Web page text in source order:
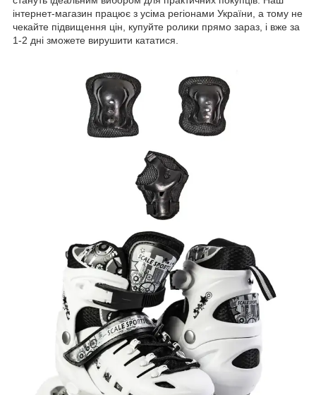
інтернет-магазин працює з усіма регіонами України, а тому не
чекайте підвищення цін, купуйте ролики прямо зараз, і вже за
1-2 дні зможете вирушити кататися.